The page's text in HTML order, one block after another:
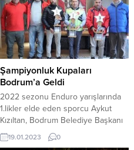
WhatsApp hattına mesaj atarak
kayıp yakınlarının kayıt altına
alınmasını sağlıyor. Türkiye’de
katılımcı demokrasi bilincinin
yerleşmesi için faaliyet gösteren
Oy ve Ötesi Derneği, diğer pek
çok Sivil Toplum...
Şampiyonluk Kupaları
Bodrum’a Geldi
2022 sezonu Enduro yarışlarında
1.likler elde eden sporcu Aykut
Kızıltan, Bodrum Belediye Başkanı
Ahmet Aras’ı makamında ziyaret etti
Bodrum Motosiklet Spor Kulübü
19.01.2023 0